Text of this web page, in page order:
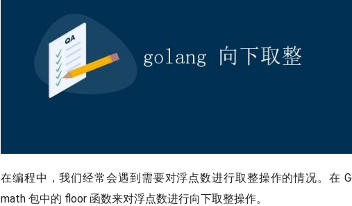
在编程中，我们经常会遇到需要对浮点数进行取整操作的情况。在
math 包中的 floor 函数来对浮点数进行向下取整操作。